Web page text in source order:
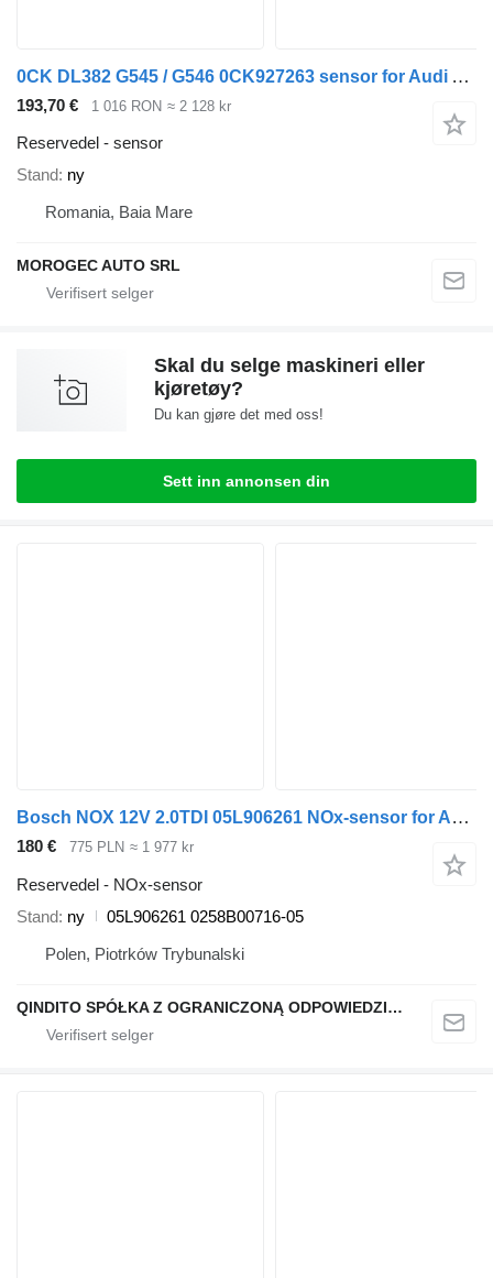
0CK DL382 G545 / G546 0CK927263 sensor for Audi A4 bil
193,70 € 1 016 RON ≈ 2 128 kr
Reservedel - sensor
Stand ny
Romania, Baia Mare
MOROGEC AUTO SRL
Skal du selge maskineri eller
kjøretøy?
Du kan gjøre det med oss!
Sett inn annonsen din
Bosch NOX 12V 2.0TDI 05L906261 NOx-sensor for Audi SKODA bil
180 € 775 PLN ≈ 1 977 kr
Reservedel - NOx-sensor
Stand ny
05L906261 0258B00716-05
Polen, Piotrków Trybunalski
QINDITO SPÓŁKA Z OGRANICZONĄ ODPOWIEDZIALNOŚCIĄ